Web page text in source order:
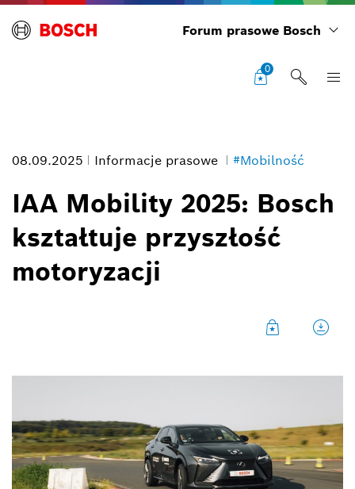
Forum prasowe Bosch
0
08.09.2025 Informacje prasowe #Mobilność
IAA Mobility 2025: Bosch
kształtuje przyszłość
motoryzacji
Opis zdjęcia
GmbH, na konferencji prasowej Bosch na targach